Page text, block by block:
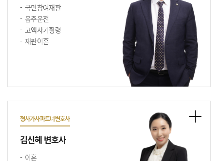
국민참여재판
음주운전
고액사기횡령
재판이혼
형사가사파트너변호사
김신혜 변호사
이혼